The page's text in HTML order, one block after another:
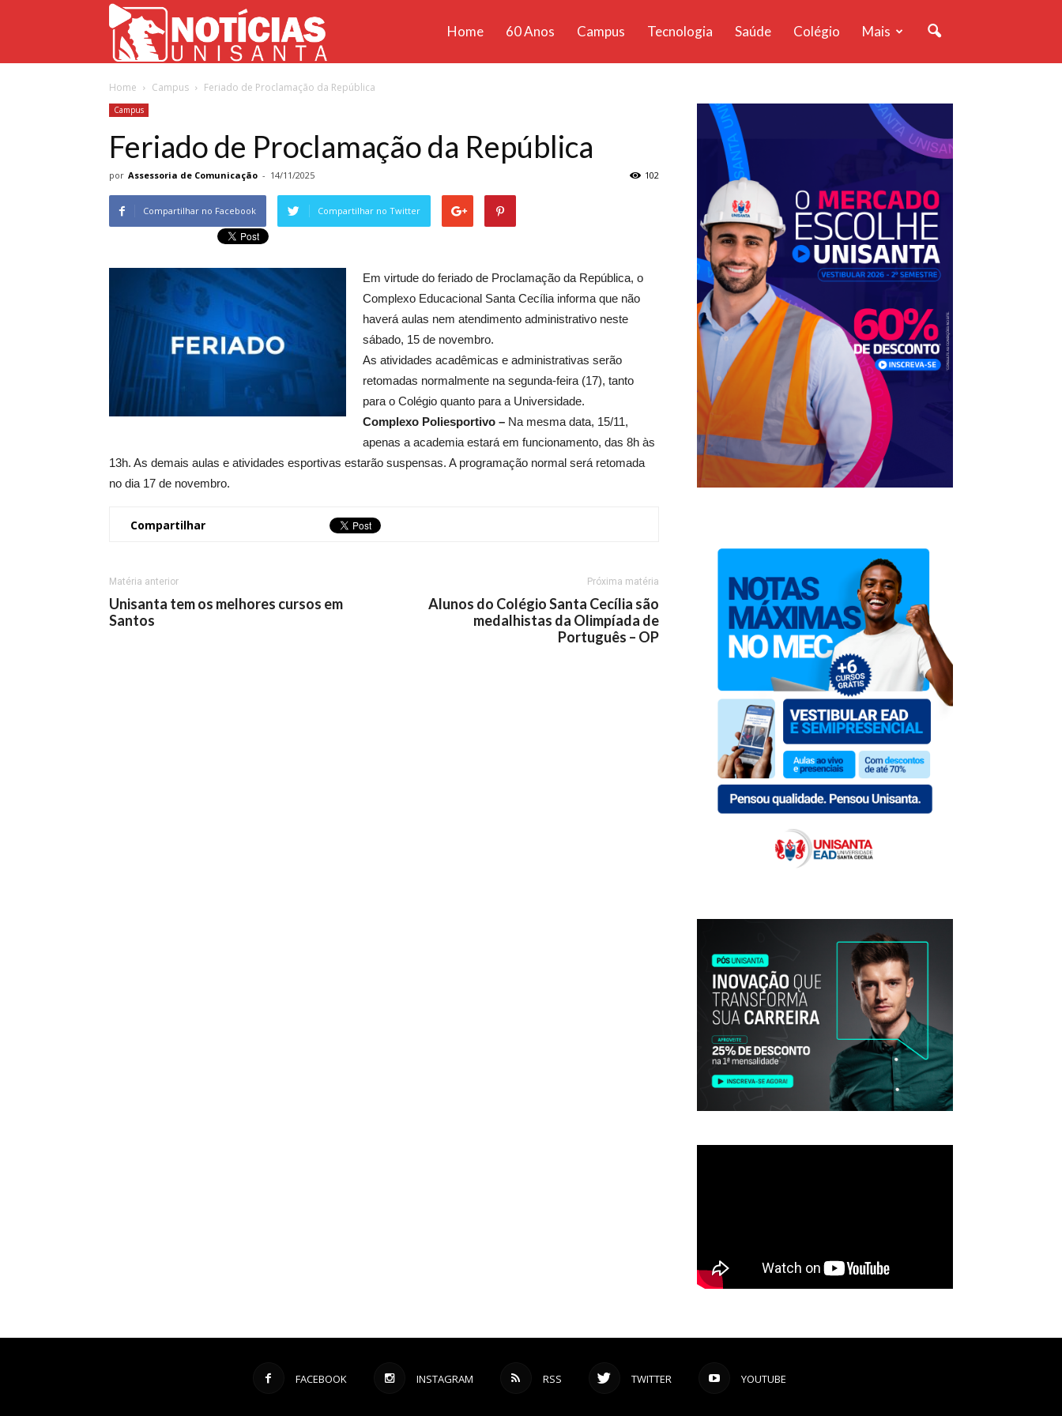
Unisanta
Home 60 Anos Campus Tecnologia Saúde Colégio Mais
Home Campus Feriado de Proclamação da República
Campus
Feriado de Proclamação da República
por Assessoria de Comunicação - 14/11/2025 102
Compartilhar no Facebook Compartilhar no Twitter
Em virtude do feriado de Proclamação da República, o
Complexo Educacional Santa Cecília informa que não
haverá aulas nem atendimento administrativo neste
sábado, 15 de novembro.
As atividades acadêmicas e administrativas serão
retomadas normalmente na segunda-feira (17), tanto
para o Colégio quanto para a Universidade.
Complexo Poliesportivo – Na mesma data, 15/11,
apenas a academia estará em funcionamento, das 8h às
13h. As demais aulas e atividades esportivas estarão suspensas. A programação normal será retomada
no dia 17 de novembro.
Compartilhar
Matéria anterior
Unisanta tem os melhores cursos em
Santos
Próxima matéria
Alunos do Colégio Santa Cecília são
medalhistas da Olimpíada de
Português – OP
FACEBOOK INSTAGRAM RSS TWITTER YOUTUBE